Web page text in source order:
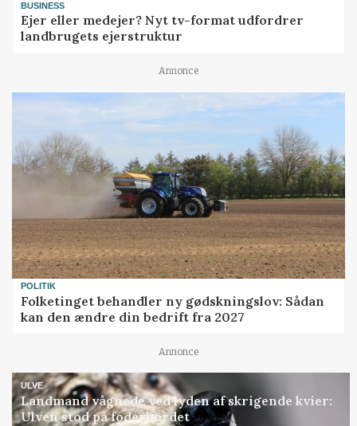
BUSINESS
Ejer eller medejer? Nyt tv-format udfordrer
landbrugets ejerstruktur
Annonce
POLITIK
Folketinget behandler ny gødskningslov: Sådan
kan den ændre din bedrift fra 2027
Annonce
ULVE
Landmand vågnede ved lyden af skrigende kvier:
Ulven stod på foderbordet